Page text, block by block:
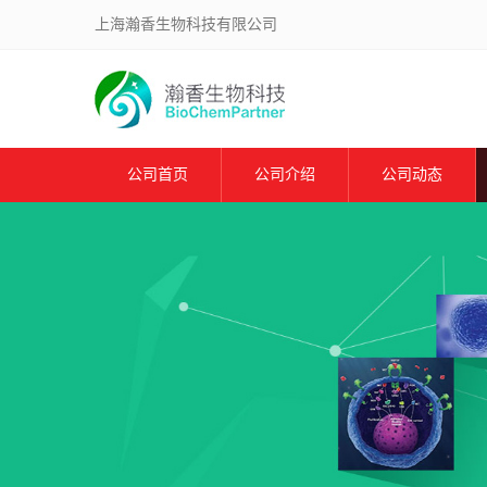
上海瀚香生物科技有限公司
公司首页 公司介绍 公司动态